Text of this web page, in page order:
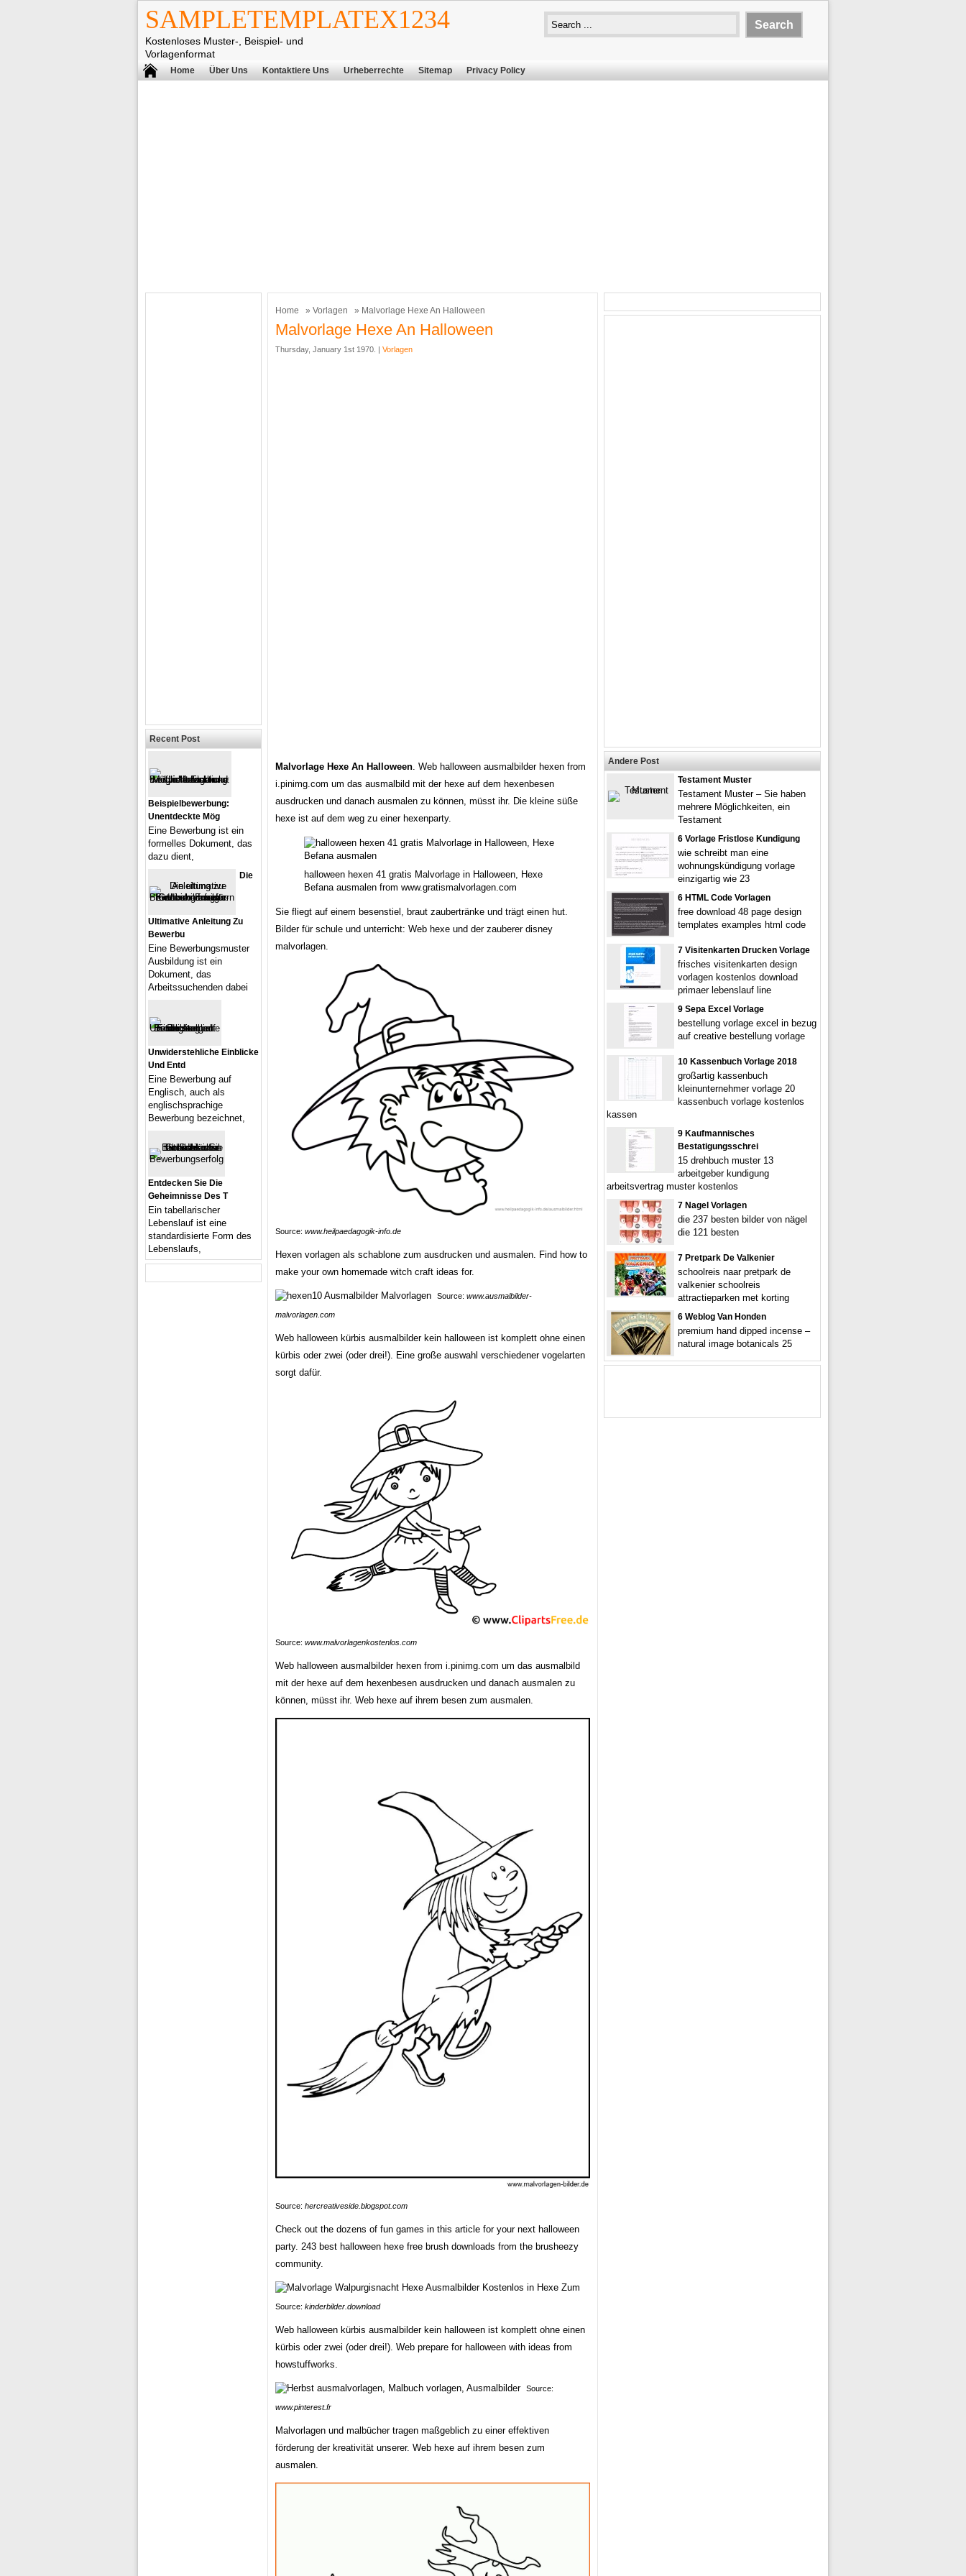
SAMPLETEMPLATEX1234
Kostenloses Muster-, Beispiel- und
Vorlagenformat
Home Über Uns Kontaktiere Uns Urheberrechte Sitemap Privacy Policy
Home » Vorlagen » Malvorlage Hexe An Halloween
Malvorlage Hexe An Halloween
Thursday, January 1st 1970. | Vorlagen
Malvorlage Hexe An Halloween. Web halloween ausmalbilder hexen from
i.pinimg.com um das ausmalbild mit der hexe auf dem hexenbesen
ausdrucken und danach ausmalen zu können, müsst ihr. Die kleine süße
hexe ist auf dem weg zu einer hexenparty.
halloween hexen 41 gratis Malvorlage in Halloween, Hexe
Befana ausmalen from www.gratismalvorlagen.com
Sie fliegt auf einem besenstiel, braut zaubertränke und trägt einen hut.
Bilder für schule und unterricht: Web hexe und der zauberer disney
malvorlagen.
Source: www.heilpaedagogik-info.de
Hexen vorlagen als schablone zum ausdrucken und ausmalen. Find how to
make your own homemade witch craft ideas for.
Source: www.ausmalbilder-
malvorlagen.com
Web halloween kürbis ausmalbilder kein halloween ist komplett ohne einen
kürbis oder zwei (oder drei!). Eine große auswahl verschiedener vogelarten
sorgt dafür.
Source: www.malvorlagenkostenlos.com
Web halloween ausmalbilder hexen from i.pinimg.com um das ausmalbild
mit der hexe auf dem hexenbesen ausdrucken und danach ausmalen zu
können, müsst ihr. Web hexe auf ihrem besen zum ausmalen.
Source: hercreativeside.blogspot.com
Check out the dozens of fun games in this article for your next halloween
party. 243 best halloween hexe free brush downloads from the brusheezy
community.
Source: kinderbilder.download
Web halloween kürbis ausmalbilder kein halloween ist komplett ohne einen
kürbis oder zwei (oder drei!). Web prepare for halloween with ideas from
howstuffworks.
Source:
www.pinterest.fr
Malvorlagen und malbücher tragen maßgeblich zu einer effektiven
förderung der kreativität unserer. Web hexe auf ihrem besen zum
ausmalen.
Recent Post
Beispielbewerbung:
Unentdeckte Mög
Eine Bewerbung ist ein
formelles Dokument, das
dazu dient,
Die
Ultimative Anleitung Zu
Bewerbu
Eine Bewerbungsmuster
Ausbildung ist ein
Dokument, das
Arbeitssuchenden dabei
Unwiderstehliche Einblicke
Und Entd
Eine Bewerbung auf
Englisch, auch als
englischsprachige
Bewerbung bezeichnet,
Entdecken Sie Die
Geheimnisse Des T
Ein tabellarischer
Lebenslauf ist eine
standardisierte Form des
Lebenslaufs,
Andere Post
Testament Muster
Testament Muster – Sie haben
mehrere Möglichkeiten, ein
Testament
6 Vorlage Fristlose Kundigung
wie schreibt man eine
wohnungskündigung vorlage
einzigartig wie 23
6 HTML Code Vorlagen
free download 48 page design
templates examples html code
7 Visitenkarten Drucken Vorlage
frisches visitenkarten design
vorlagen kostenlos download
primaer lebenslauf line
9 Sepa Excel Vorlage
bestellung vorlage excel in bezug
auf creative bestellung vorlage
10 Kassenbuch Vorlage 2018
großartig kassenbuch
kleinunternehmer vorlage 20
kassenbuch vorlage kostenlos
kassen
9 Kaufmannisches
Bestatigungsschrei
15 drehbuch muster 13
arbeitgeber kundigung
arbeitsvertrag muster kostenlos
7 Nagel Vorlagen
die 237 besten bilder von nägel
die 121 besten
7 Pretpark De Valkenier
schoolreis naar pretpark de
valkenier schoolreis
attractieparken met korting
6 Weblog Van Honden
premium hand dipped incense –
natural image botanicals 25